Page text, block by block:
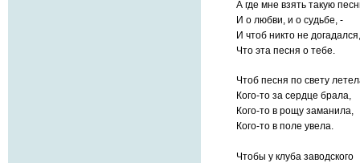
А где мне взять такую
И о любви, и о судьбе, -
И чтоб никто не догадался,
Что эта песня о тебе.
Чтоб песня по свету
Кого-то за сердце брала,
Кого-то в рощу заманила,
Кого-то в поле увела.
Чтобы у клуба заводского